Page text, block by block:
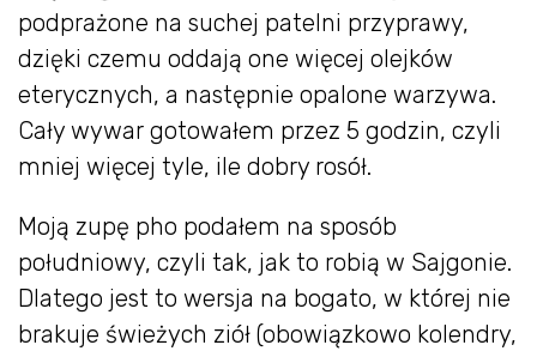
podprażone na suchej patelni przyprawy,
dzięki czemu oddają one więcej olejków
eterycznych, a następnie opalone warzywa.
Cały wywar gotowałem przez 5 godzin, czyli
mniej więcej tyle, ile dobry rosół.
Moją zupę pho podałem na sposób
południowy, czyli tak, jak to robią w Sajgonie.
Dlatego jest to wersja na bogato, w której nie
brakuje świeżych ziół (obowiązkowo kolendry,